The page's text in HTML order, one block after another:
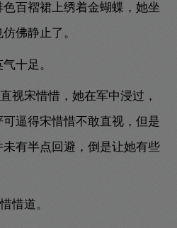
百褶裙上绣着金蝴蝶，她坐
佛静止了。
十足。
视宋惜惜，她在军中浸过，
逼得宋惜惜不敢直视，但是
有半点回避，倒是让她有些
惜道。